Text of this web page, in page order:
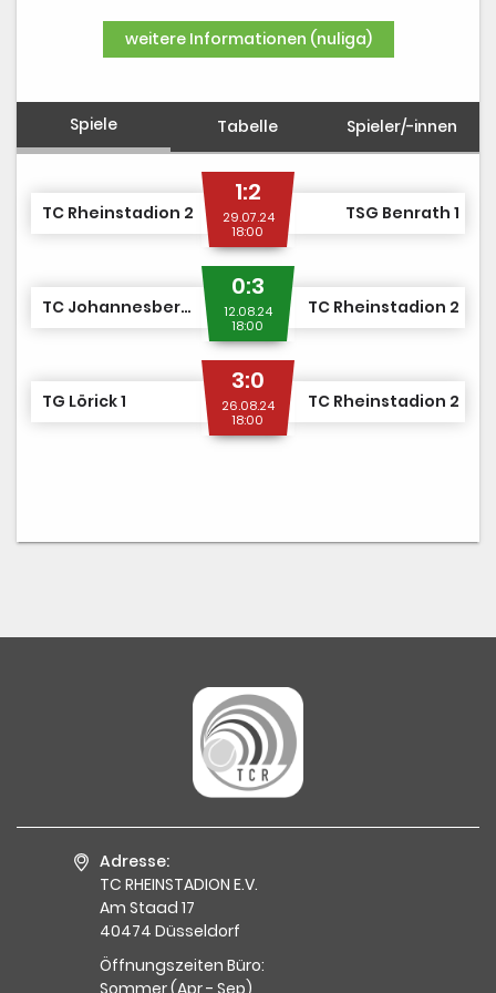
weitere Informationen (nuliga)
Spiele Tabelle Spieler/-innen
TC Rheinstadion 2
1:2
29.07.24
18:00
TSG Benrath 1
TC Johannesberg 1
0:3
12.08.24
18:00
TC Rheinstadion 2
TG Lörick 1
3:0
26.08.24
18:00
TC Rheinstadion 2
Adresse:
TC RHEINSTADION E.V.
Am Staad 17
40474 Düsseldorf
Öffnungszeiten Büro:
Sommer (Apr - Sep)